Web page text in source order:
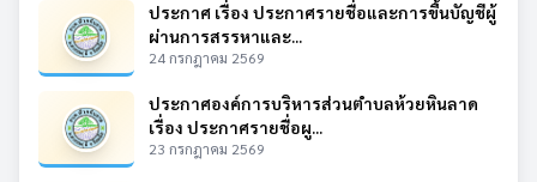
ประกาศ เรื่อง ประกาศรายชื่อและการขึ้นบัญชีผู้
ผ่านการสรรหาและ...
24 กรกฎาคม 2569
ประกาศองค์การบริหารส่วนตำบลห้วยหินลาด
เรื่อง ประกาศรายชื่อผู...
23 กรกฎาคม 2569